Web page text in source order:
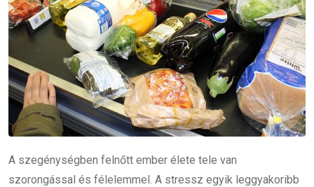
A szegénységben felnőtt ember élete tele van
szorongással és félelemmel. A stressz egyik leggyakoribb